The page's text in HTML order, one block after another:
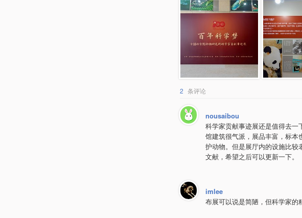
2 条评论
nousaibou
科学家贡献事迹展还是值得去
馆建筑很气派，展品丰富，标
护动物。但是展厅内的设施比
文献，希望之后可以更新一下。
imlee
布展可以说是简陋，但科学家的